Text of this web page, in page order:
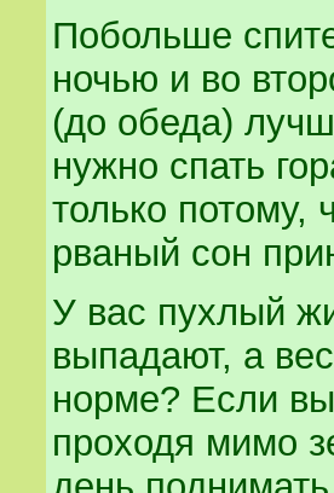
Побольше
ночью и во
(до обеда)
нужно спать
только потому,
рваный сон
У вас пухлый
выпадают, а
норме? Если вы
проходя мимо